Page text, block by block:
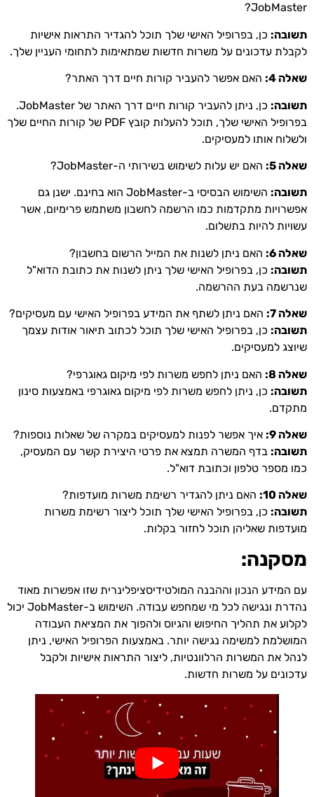
JobMaster?
תשובה: כן, בפרופיל האישי שלך תוכל להגדיר התראות אישיות
לקבלת עדכונים על משרות חדשות שמתאימות לתחומי העניין שלך.
שאלה 4: האם אפשר להעביר קורות חיים דרך האתר?
תשובה:
כן, ניתן להעביר קורות חיים דרך האתר של JobMaster.
בפרופיל האישי שלך, תוכל להעלות קובץ PDF של קורות החיים שלך
ולשלוח אותו למעסיקים.
שאלה 5: האם יש עלות לשימוש בשירותי ה-JobMaster?
תשובה:
השימוש הבסיסי ב-JobMaster הוא בחינם. ישנן גם
אפשרויות מתקדמות כמו הרשמה לחשבון משתמש פרימיום, אשר
עשויות להיות בתשלום.
שאלה 6:
האם ניתן לשנות את המייל הרשום בחשבון?
תשובה: כן, בפרופיל האישי שלך ניתן לשנות את כתובת הדוא"ל
שנרשמה בעת ההרשמה.
שאלה 7:
האם ניתן לשתף את המידע בפרופיל האישי עם מעסיקים?
תשובה: כן, בפרופיל האישי שלך תוכל לכתוב תיאור אודות עצמך
שיוצג למעסיקים.
שאלה 8:
האם ניתן לחפש משרות לפי מיקום גאוגרפי?
תשובה: כן, ניתן לחפש משרות לפי מיקום גאוגרפי באמצעות סינון
מתקדם.
שאלה 9:
איך אפשר לפנות למעסיקים במקרה של שאלות נוספות?
תשובה: בדף המשרה תמצא את פרטי היצירת קשר עם המעסיק,
כמו מספר טלפון וכתובת דוא"ל.
שאלה 10:
האם ניתן להגדיר רשימת משרות מועדפות?
תשובה: כן, בפרופיל האישי שלך תוכל ליצור רשימת משרות
מועדפות שאליהן תוכל לחזור בקלות.
מסקנה:
עם המידע הנכון וההבנה המולטידיסציפלינרית שזו אפשרות מאוד
נהדרת ונגישה לכל מי שמחפש עבודה. השימוש ב-JobMaster יכול
לקלוע את תהליך החיפוש והגיוס ולהפוך את המציאת העבודה
המושלמת למשימה נגישה יותר. באמצעות הפרופיל האישי, ניתן
לנהל את המשרות הרלוונטיות, ליצור התראות אישיות ולקבל
עדכונים על משרות חדשות.